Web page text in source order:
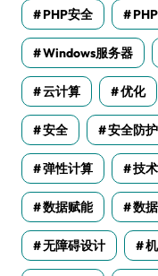
PHP安全
Windows服务器
云计算 优化
安全 安全防护
弹性计算 技
数据赋能 数
无障碍设计